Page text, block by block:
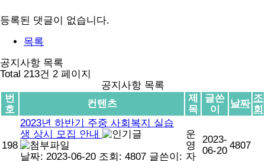
등록된 댓글이 없습니다.
목록
공지사항 목록
Total 213건 2 페이지
공지사항 목록
번
호
컨텐츠
제
목
글쓴
이
날짜 조
회
198
2023년 하반기 주중 사회복지 실습
생 상시 모집 안내
날짜: 2023-06-20 조회: 4807 글쓴이:
운
영
자
2023-
06-20 4807